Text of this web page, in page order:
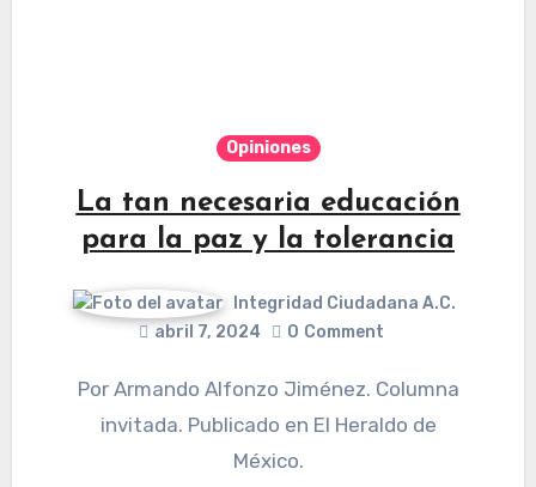
Opiniones
La tan necesaria educación
para la paz y la tolerancia
Integridad Ciudadana A.C.
abril 7, 2024
0 Comment
Por Armando Alfonzo Jiménez. Columna
invitada. Publicado en El Heraldo de
México.